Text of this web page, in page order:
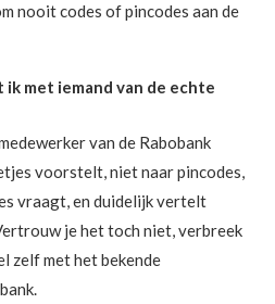
nooit codes of pincodes aan de
met iemand van de echte
van de Rabobank
voorstelt, niet naar pincodes,
vraagt, en duidelijk vertelt
je het toch niet, verbreek
zelf met het bekende